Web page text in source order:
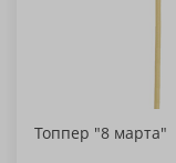
Топпер "8 марта"